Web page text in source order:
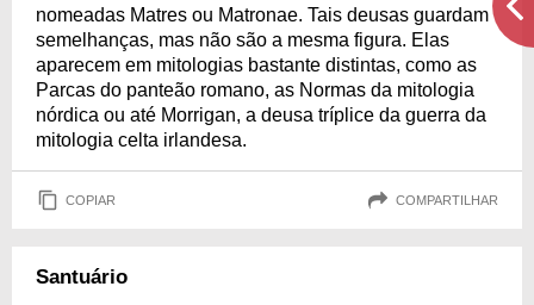
nomeadas Matres ou Matronae. Tais deusas guardam
semelhanças, mas não são a mesma figura. Elas
aparecem em mitologias bastante distintas, como as
Parcas do panteão romano, as Normas da mitologia
nórdica ou até Morrigan, a deusa tríplice da guerra da
mitologia celta irlandesa.
COPIAR COMPARTILHAR
Santuário